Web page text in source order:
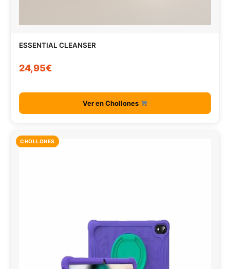
ESSENTIAL CLEANSER
24,95€
Ver en Chollones
CHOLLONES